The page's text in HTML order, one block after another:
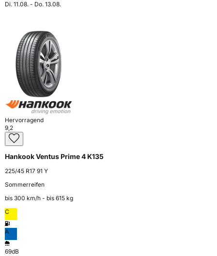
Di. 11.08. - Do. 13.08.
Hervorragend
9,2
Hankook Ventus Prime 4 K135
225/45 R17 91 Y
Sommerreifen
bis 300 km⁠/⁠h - bis 615 kg
C
A
69dB